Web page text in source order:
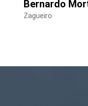
Bernardo
Zagueiro